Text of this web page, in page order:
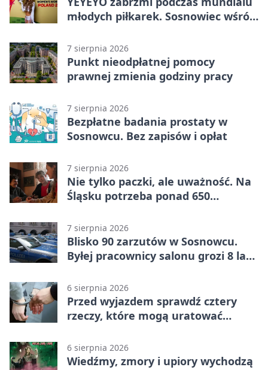
młodych piłkarek. Sosnowiec wśród
7 sierpnia 2026
Punkt nieodpłatnej pomocy
prawnej zmienia godziny pracy
7 sierpnia 2026
Bezpłatne badania prostaty w
Sosnowcu. Bez zapisów i opłat
7 sierpnia 2026
Nie tylko paczki, ale uważność. Na
Śląsku potrzeba ponad 650
7 sierpnia 2026
Blisko 90 zarzutów w Sosnowcu.
Byłej pracownicy salonu grozi 8 lat
6 sierpnia 2026
Przed wyjazdem sprawdź cztery
rzeczy, które mogą uratować
6 sierpnia 2026
Wiedźmy, zmory i upiory wychodzą